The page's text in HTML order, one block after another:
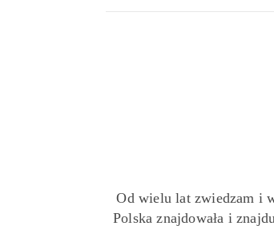
Od wielu lat zwiedzam i
Polska znajdowała i